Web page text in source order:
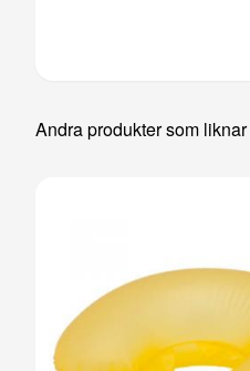
Andra produkter som liknar